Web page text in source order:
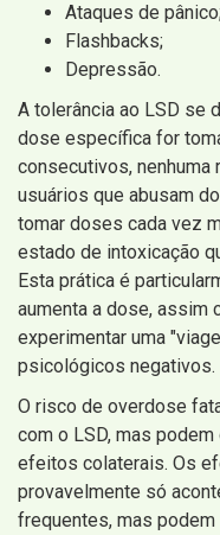
Ataques de
Flashbacks;
Depressão.
A tolerância ao LSD se
dose específica for
consecutivos, nenhuma
usuários que abusam
tomar doses cada vez
estado de intoxicação
Esta prática é
aumenta a dose, assim
experimentar uma
psicológicos negativos.
O risco de overdose
com o LSD, mas
efeitos colaterais. Os
provavelmente só
frequentes, mas